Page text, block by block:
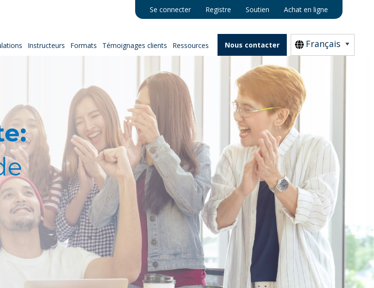
Se connecter Registre Soutien Achat en ligne
Instructeurs Formats Témoignages clients Ressources Nous contacter Français